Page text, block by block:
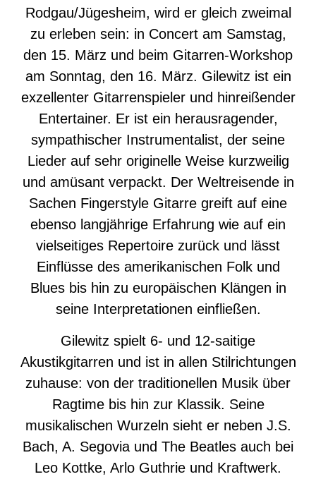
Rodgau/Jügesheim, wird er gleich zweimal
zu erleben sein: in Concert am Samstag,
den 15. März und beim Gitarren-Workshop
am Sonntag, den 16. März. Gilewitz ist ein
exzellenter Gitarrenspieler und hinreißender
Entertainer. Er ist ein herausragender,
sympathischer Instrumentalist, der seine
Lieder auf sehr originelle Weise kurzweilig
und amüsant verpackt. Der Weltreisende in
Sachen Fingerstyle Gitarre greift auf eine
ebenso langjährige Erfahrung wie auf ein
vielseitiges Repertoire zurück und lässt
Einflüsse des amerikanischen Folk und
Blues bis hin zu europäischen Klängen in
seine Interpretationen einfließen.
Gilewitz spielt 6- und 12-saitige
Akustikgitarren und ist in allen Stilrichtungen
zuhause: von der traditionellen Musik über
Ragtime bis hin zur Klassik. Seine
musikalischen Wurzeln sieht er neben J.S.
Bach, A. Segovia und The Beatles auch bei
Leo Kottke, Arlo Guthrie und Kraftwerk.